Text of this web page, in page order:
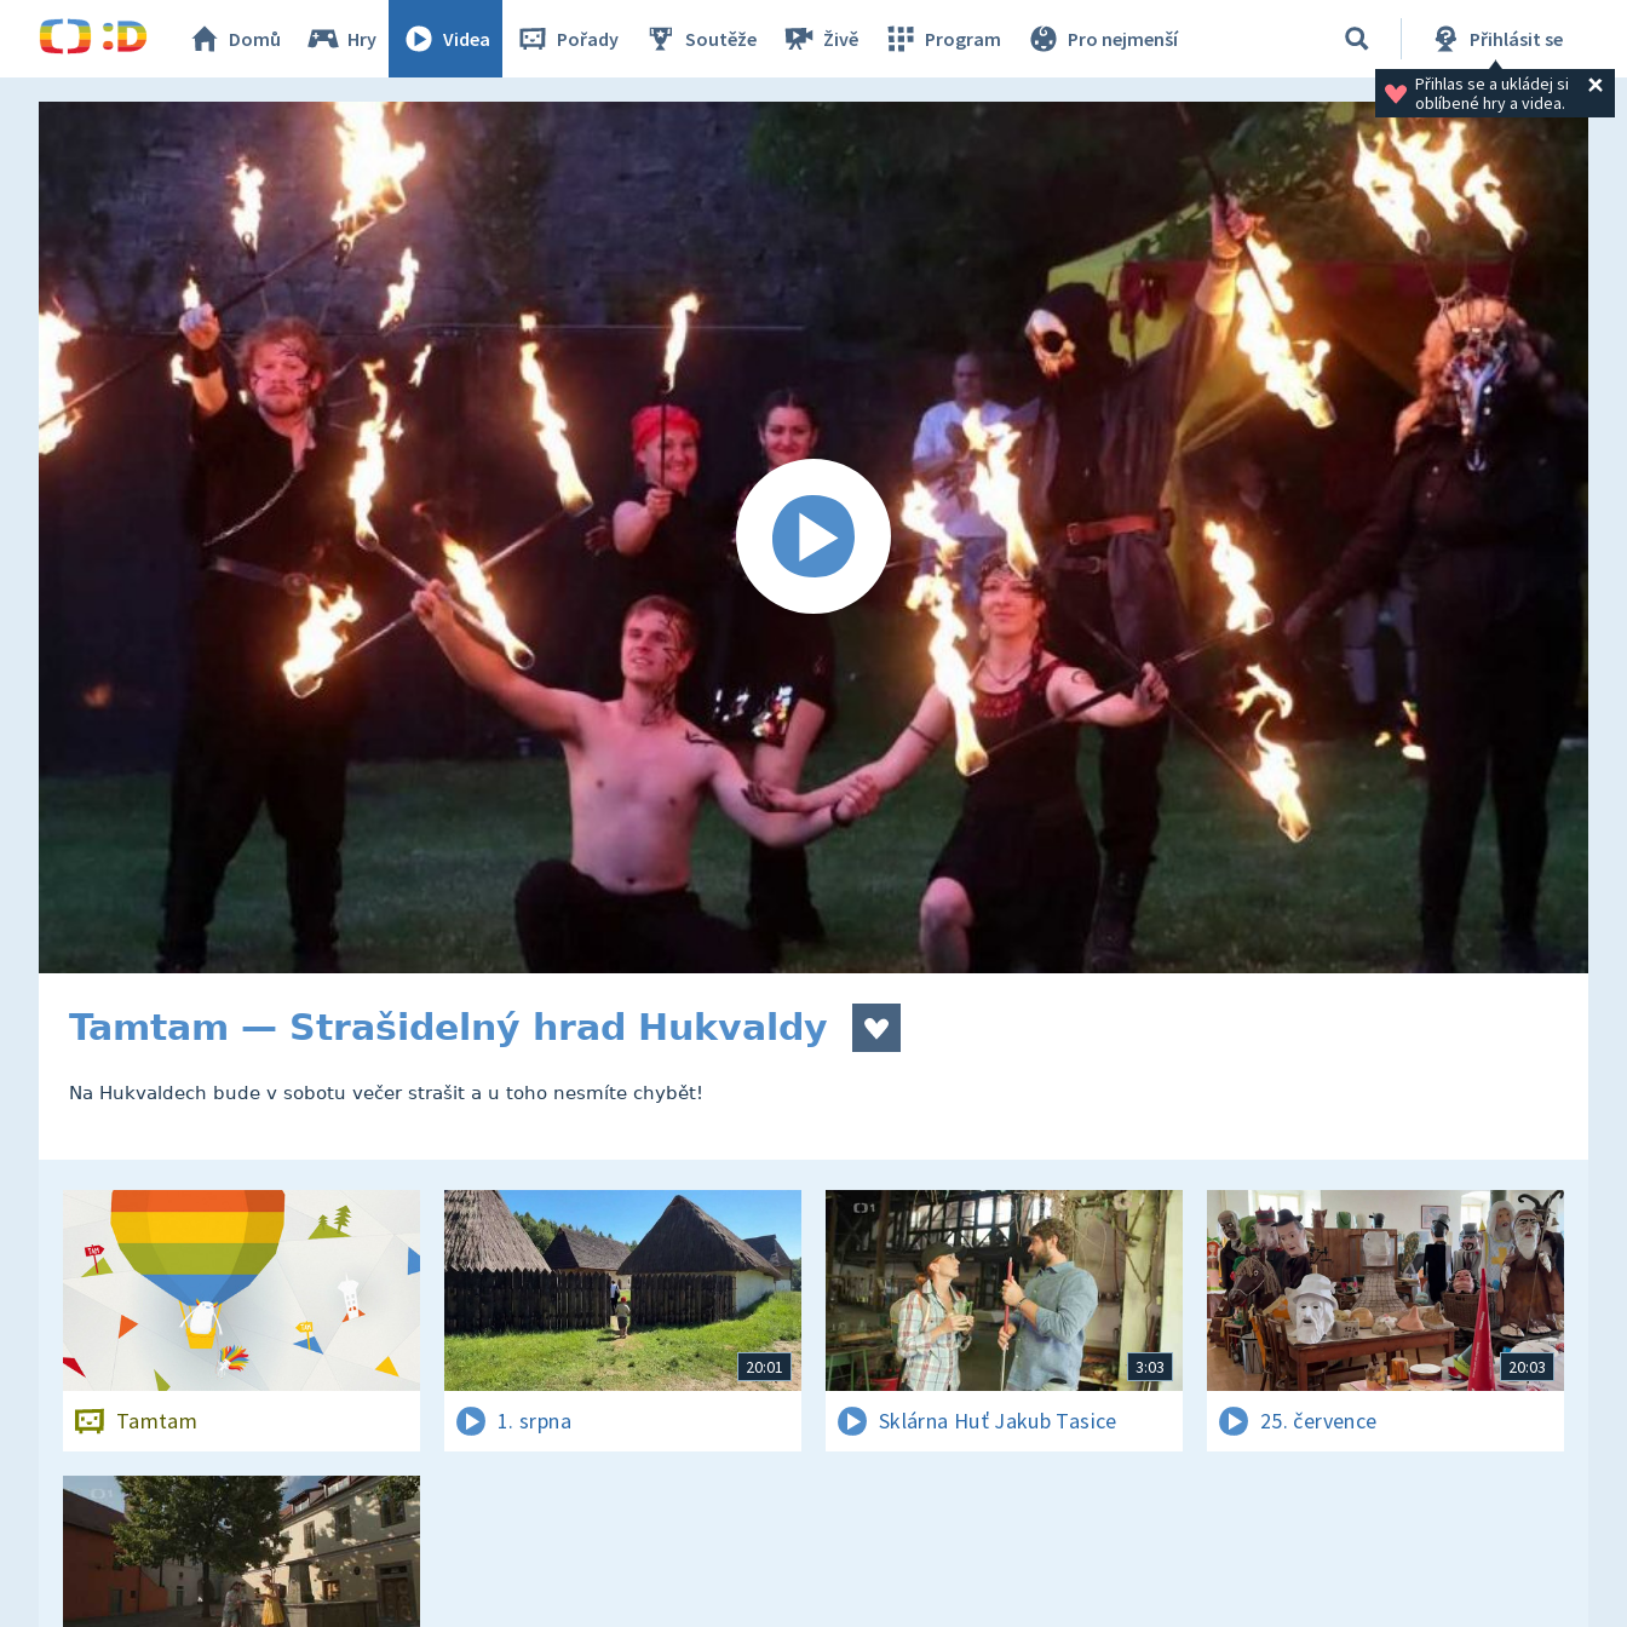
Domů Hry Videa Pořady Soutěže Živě Program Pro nejmenší Přihlásit se
Přihlas se a ukládej si
oblíbené hry a videa.
Tamtam — Strašidelný hrad Hukvaldy
Na Hukvaldech bude v sobotu večer strašit a u toho nesmíte chybět!
Tamtam
20:01
1. srpna
3:03
Sklárna Huť Jakub Tasice
20:03
25. července